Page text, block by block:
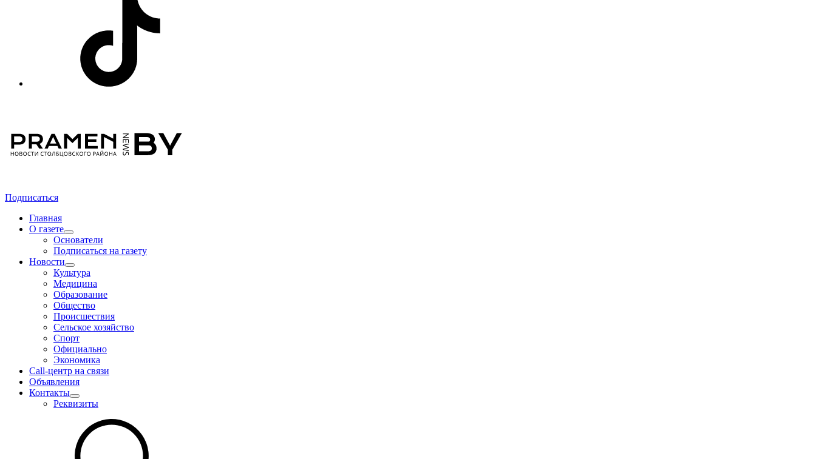
Подписаться
Главная
О газете
Основатели
Подписаться на газету
Новости
Культура
Медицина
Образование
Общество
Происшествия
Сельское хозяйство
Спорт
Официально
Экономика
Call-центр на связи
Объявления
Контакты
Реквизиты